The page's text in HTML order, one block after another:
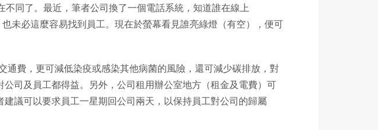
同了。最近，筆者公司換了一個電話系統，知道誰在線上
未必這麼容易找到員工。現在於螢幕看見誰亮綠燈（有空），便可
費，更可減低染疫或感染其他病菌的風險，還可減少碳排放，對
司及員工都得益。另外，公司租用辦公室地方（租金及電費）可
議可以要求員工一星期回公司兩天，以保持員工對公司的歸屬